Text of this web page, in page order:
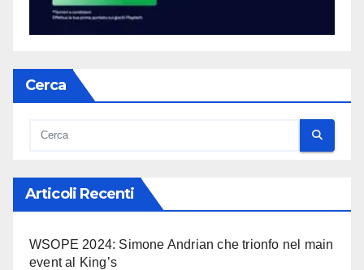
Cerca
Articoli Recenti
WSOPE 2024: Simone Andrian che trionfo nel main
event al King’s